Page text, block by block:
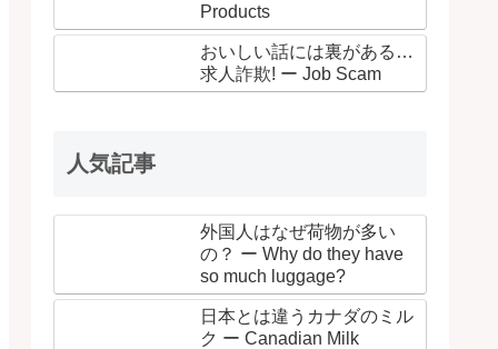
Products
おいしい話には裏がある…
求人詐欺! ー Job Scam
人気記事
外国人はなぜ荷物が多い
の？ ー Why do they have
so much luggage?
日本とは違うカナダのミル
ク ー Canadian Milk